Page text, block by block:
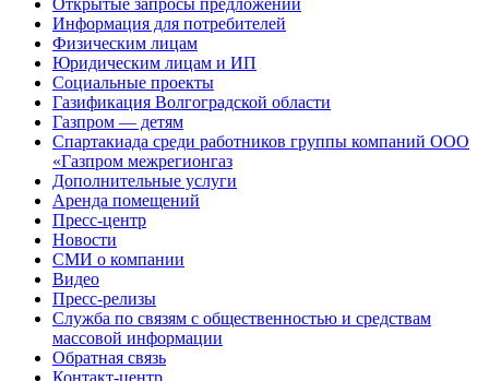
Открытые запросы предложений
Информация для потребителей
Физическим лицам
Юридическим лицам и ИП
Социальные проекты
Газификация Волгоградской области
Газпром — детям
Спартакиада среди работников группы компаний ООО
«Газпром межрегионгаз
Дополнительные услуги
Аренда помещений
Пресс-центр
Новости
СМИ о компании
Видео
Пресс-релизы
Служба по связям с общественностью и средствам
массовой информации
Обратная связь
Контакт-центр